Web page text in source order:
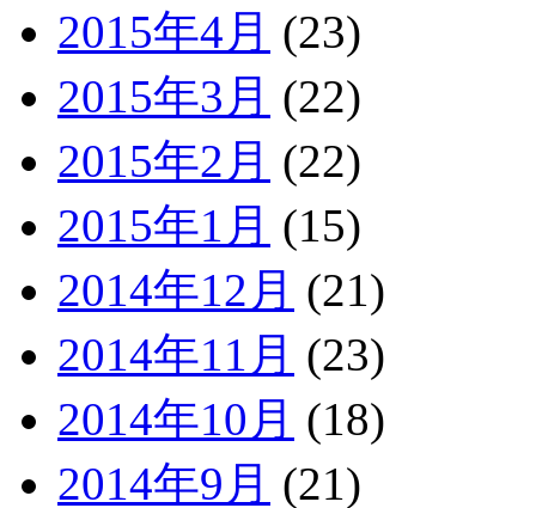
2015年4月 (23)
2015年3月 (22)
2015年2月 (22)
2015年1月 (15)
2014年12月 (21)
2014年11月 (23)
2014年10月 (18)
2014年9月 (21)